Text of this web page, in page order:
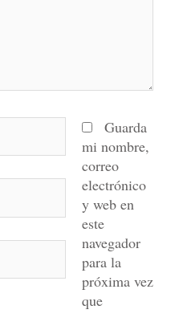
Guarda
mi nombre,
correo
electrónico
y web en
este
navegador
para la
próxima vez
que